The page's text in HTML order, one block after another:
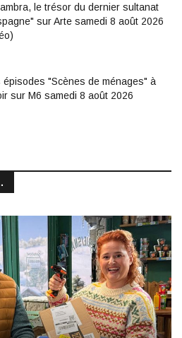
le trésor du dernier sultanat
sur Arte samedi 8 août 2026
épisodes "Scènes de ménages" à
sur M6 samedi 8 août 2026